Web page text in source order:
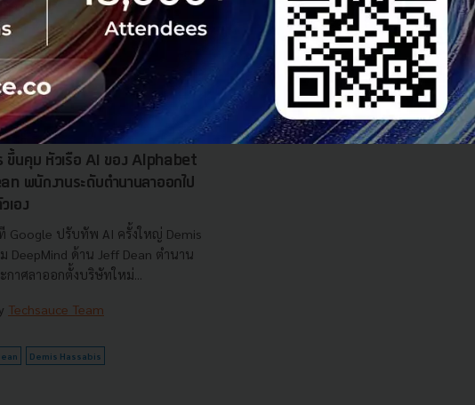
ร ลงทุนรวม 7.5 แสนล้านบาท
ประเทศ พลั...
Techsauce Team
Data Center
นคุม หัวเรือ AI ของ Alphabet
พนักงานระดับตำนานลาออกไป
เอง
Google ปรับทัพ AI ครั้งใหญ่ Demis
DeepMind ด้าน Jeff Dean ตำนาน
าศลาออกตั้งบริษัทใหม่...
Techsauce Team
Demis Hassabis